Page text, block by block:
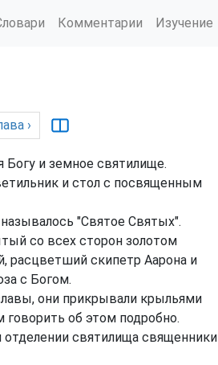
Комментарии Изучение
›
и земное святилище.
и стол с посвященным
"Святое Святых".
со всех сторон золотом
расцветший скипетр Aарона и
с Богом.
они прикрывали крыльями
об этом подробно.
святилища священники